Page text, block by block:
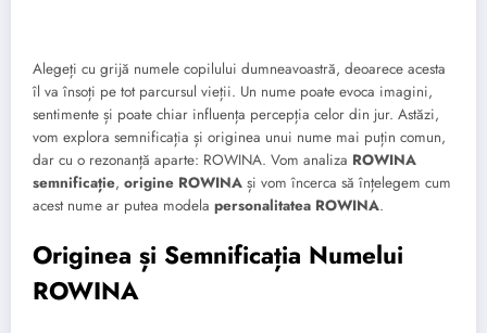
Alegeți cu grijă numele copilului dumneavoastră, deoarece acesta
îl va însoți pe tot parcursul vieții. Un nume poate evoca imagini,
sentimente și poate chiar influența percepția celor din jur. Astăzi,
vom explora semnificația și originea unui nume mai puțin comun,
dar cu o rezonanță aparte: ROWINA. Vom analiza ROWINA
semnificație, origine ROWINA și vom încerca să înțelegem cum
acest nume ar putea modela personalitatea ROWINA.
Originea și Semnificația Numelui
ROWINA